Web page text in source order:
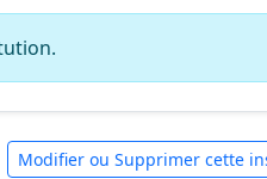
Modifier ou Supprimer cette